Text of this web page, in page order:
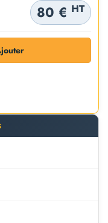
80 € HT